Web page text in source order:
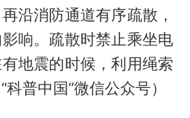
沿消防通道有序疏散，
响。疏散时禁止乘坐电
地震的时候，利用绳索
普中国”微信公众号）